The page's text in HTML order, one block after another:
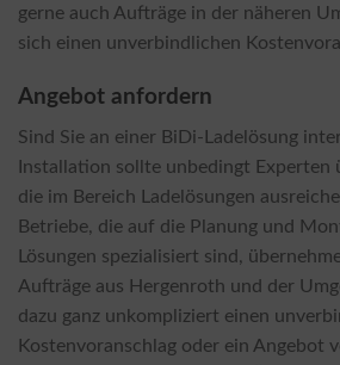
gerne auch Aufträge in der näheren
sich einen unverbindlichen
Angebot anfordern
Sind Sie an einer BiDi-Ladelösung
Installation sollte unbedingt Experten
die im Bereich Ladelösungen
Betriebe, die auf die Planung und
Lösungen spezialisiert sind,
Aufträge aus Hergenroth und der
dazu ganz unkompliziert einen
Kostenvoranschlag oder ein Angebot